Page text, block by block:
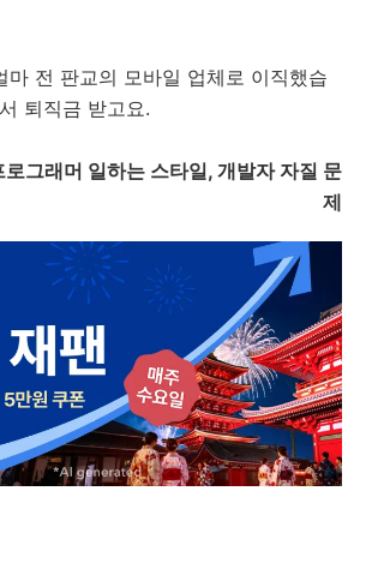
마 전 판교의 모바일 업체로 이직했습
퇴직금 받고요.
그래머 일하는 스타일, 개발자 자질 문
제